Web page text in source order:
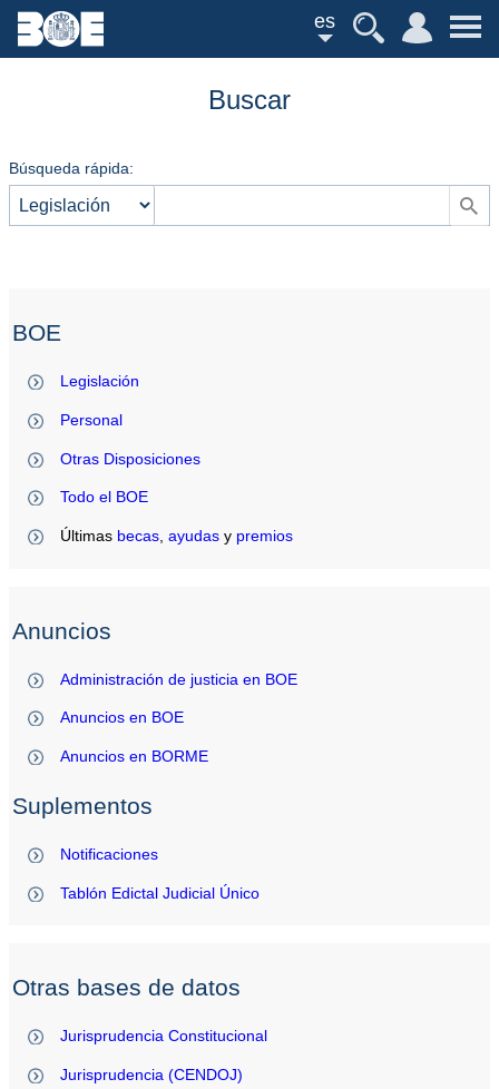
es
Buscar
Búsqueda rápida:
BOE
Legislación
Personal
Otras Disposiciones
Todo el BOE
Últimas becas ,ayudas y premios
Anuncios
Administración de justicia en BOE
Anuncios en BOE
Anuncios en BORME
Suplementos
Notificaciones
Tablón Edictal Judicial Único
Otras bases de datos
Jurisprudencia Constitucional
Jurisprudencia (CENDOJ)